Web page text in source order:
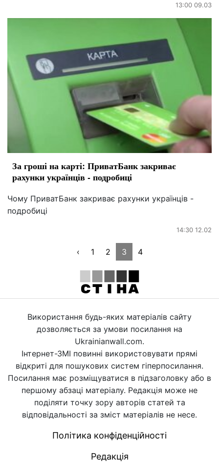
13:00 09.03
За гроші на карті: ПриватБанк закриває
рахунки українців - подробиці
Чому ПриватБанк закриває рахунки українців -
подробиці
14:30 12.02
‹ 1 2 3 4
Використання будь-яких матеріалів сайту
дозволяється за умови посилання на
Ukrainianwall.com.
Інтернет-ЗМІ повинні використовувати прямі
відкриті для пошукових систем гіперпосилання.
Посилання має розміщуватися в підзаголовку або в
першому абзаці матеріалу. Редакція може не
поділяти точку зору авторів статей та
відповідальності за зміст матеріалів не несе.
Політика конфіденційності
Редакція